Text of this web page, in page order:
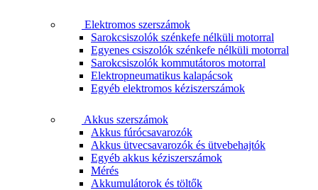
Elektromos szerszámok
Sarokcsiszolók szénkefe nélküli motorral
Egyenes csiszolók szénkefe nélküli motorral
Sarokcsiszolók kommutátoros motorral
Elektropneumatikus kalapácsok
Egyéb elektromos kéziszerszámok
Akkus szerszámok
Akkus fúrócsavarozók
Akkus ütvecsavarozók és ütvebehajtók
Egyéb akkus kéziszerszámok
Mérés
Akkumulátorok és töltők